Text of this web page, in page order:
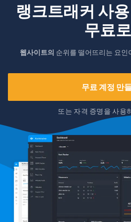
랭크트래커 사
무료
웹사이트의 순위를 떨어뜨리는 요인
무료 계정 만
또는 자격 증명을 사용